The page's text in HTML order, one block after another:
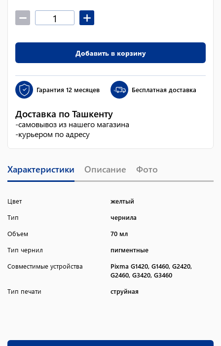
Добавить в корзину
Гарантия 12 месяцев Бесплатная доставка
Доставка по Ташкенту
-самовывоз из нашего магазина
-курьером по адресу
Характеристики Описание Фото
Цвет
желтый
Тип
чернила
Объем
70 мл
Тип чернил
пигментные
Совместимые устройства
Pixma G1420, G1460, G2420,
G2460, G3420, G3460
Тип печати
струйная